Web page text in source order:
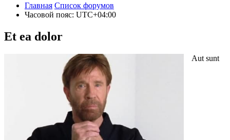
Главная Список форумов
Часовой пояс: UTC+04:00
Et ea dolor
Aut sunt